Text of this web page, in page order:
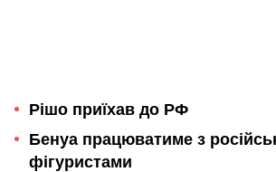
Рішо приїхав до РФ
Бенуа працюватиме з
фігуристами